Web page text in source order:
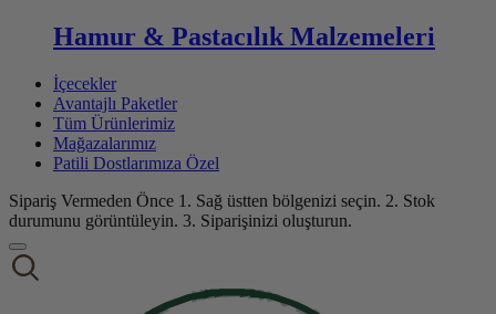
Hamur & Pastacılık Malzemeleri
İçecekler
Avantajlı Paketler
Tüm Ürünlerimiz
Mağazalarımız
Patili Dostlarımıza Özel
Sipariş Vermeden Önce 1. Sağ üstten bölgenizi seçin. 2. Stok
durumunu görüntüleyin. 3. Siparişinizi oluşturun.